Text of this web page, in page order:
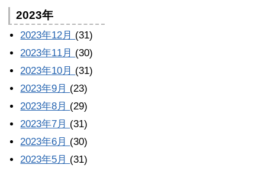
2023年
2023年12月 (31)
2023年11月 (30)
2023年10月 (31)
2023年9月 (23)
2023年8月 (29)
2023年7月 (31)
2023年6月 (30)
2023年5月 (31)